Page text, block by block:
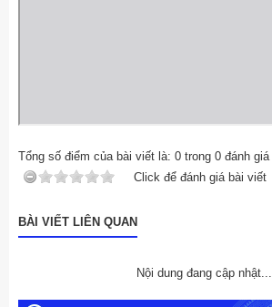
Tổng số điểm của bài viết là: 0 trong 0 đánh giá
Click để đánh giá bài viết
BÀI VIẾT LIÊN QUAN
Nội dung đang cập nhật...